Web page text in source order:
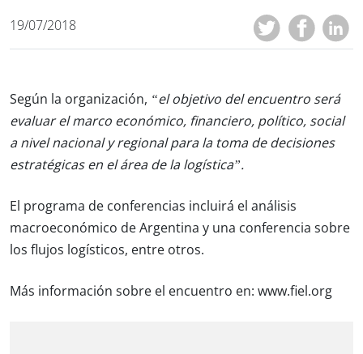
19/07/2018
Según la organización, “el objetivo del encuentro será
evaluar el marco económico, financiero, político, social
a nivel nacional y regional para la toma de decisiones
estratégicas en el área de la logística”.
El programa de conferencias incluirá el análisis
macroeconómico de Argentina y una conferencia sobre
los flujos logísticos, entre otros.
Más información sobre el encuentro en: www.fiel.org